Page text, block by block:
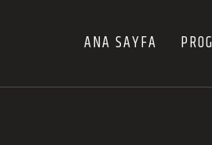
ANA SAYFA